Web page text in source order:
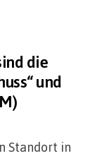
die
und
Standort in